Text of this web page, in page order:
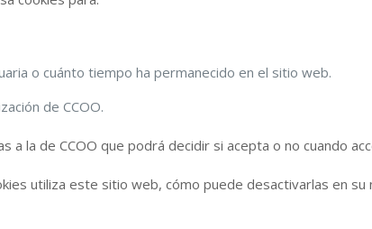
o cuánto tiempo ha permanecido en el sitio web.
de CCOO.
la de CCOO que podrá decidir si acepta o no cuando
utiliza este sitio web, cómo puede desactivarlas en su